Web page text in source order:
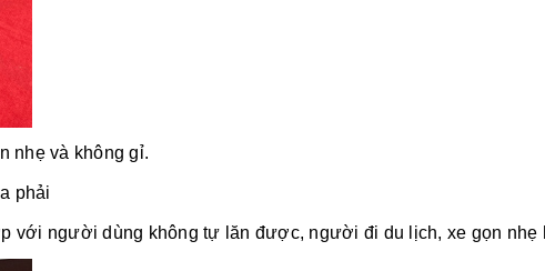
nhẹ và không gỉ.
phải
với người dùng không tự lăn được, người đi du lịch, xe gọn nhẹ